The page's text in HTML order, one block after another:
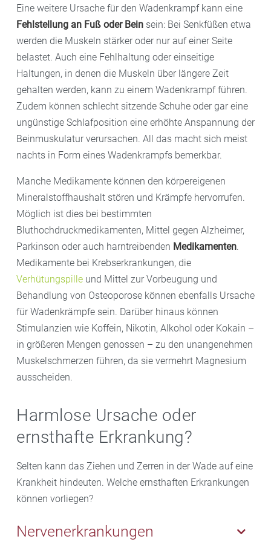
Eine weitere Ursache für den Wadenkrampf kann eine
Fehlstellung an Fuß oder Bein sein: Bei Senkfüßen etwa
werden die Muskeln stärker oder nur auf einer Seite
belastet. Auch eine Fehlhaltung oder einseitige
Haltungen, in denen die Muskeln über längere Zeit
gehalten werden, kann zu einem Wadenkrampf führen.
Zudem können schlecht sitzende Schuhe oder gar eine
ungünstige Schlafposition eine erhöhte Anspannung der
Beinmuskulatur verursachen. All das macht sich meist
nachts in Form eines Wadenkrampfs bemerkbar.
Manche Medikamente können den körpereigenen
Mineralstoffhaushalt stören und Krämpfe hervorrufen.
Möglich ist dies bei bestimmten
Bluthochdruckmedikamenten, Mittel gegen Alzheimer,
Parkinson oder auch harntreibenden Medikamenten.
Medikamente bei Krebserkrankungen, die
Verhütungspille und Mittel zur Vorbeugung und
Behandlung von Osteoporose können ebenfalls Ursache
für Wadenkrämpfe sein. Darüber hinaus können
Stimulanzien wie Koffein, Nikotin, Alkohol oder Kokain –
in größeren Mengen genossen – zu den unangenehmen
Muskelschmerzen führen, da sie vermehrt Magnesium
ausscheiden.
Harmlose Ursache oder
ernsthafte Erkrankung?
Selten kann das Ziehen und Zerren in der Wade auf eine
Krankheit hindeuten. Welche ernsthaften Erkrankungen
können vorliegen?
Nervenerkrankungen